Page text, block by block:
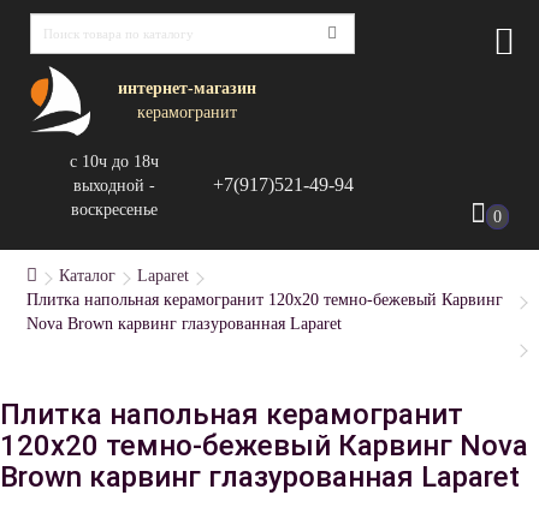
интернет-магазин
керамогранит
с 10ч до 18ч
выходной -
воскресенье
+7(917)521-49-94
0
Каталог
Laparet
Плитка напольная керамогранит 120x20 темно-бежевый Карвинг
Nova Brown карвинг глазурованная Laparet
Плитка напольная керамогранит
120x20 темно-бежевый Карвинг Nova
Brown карвинг глазурованная Laparet